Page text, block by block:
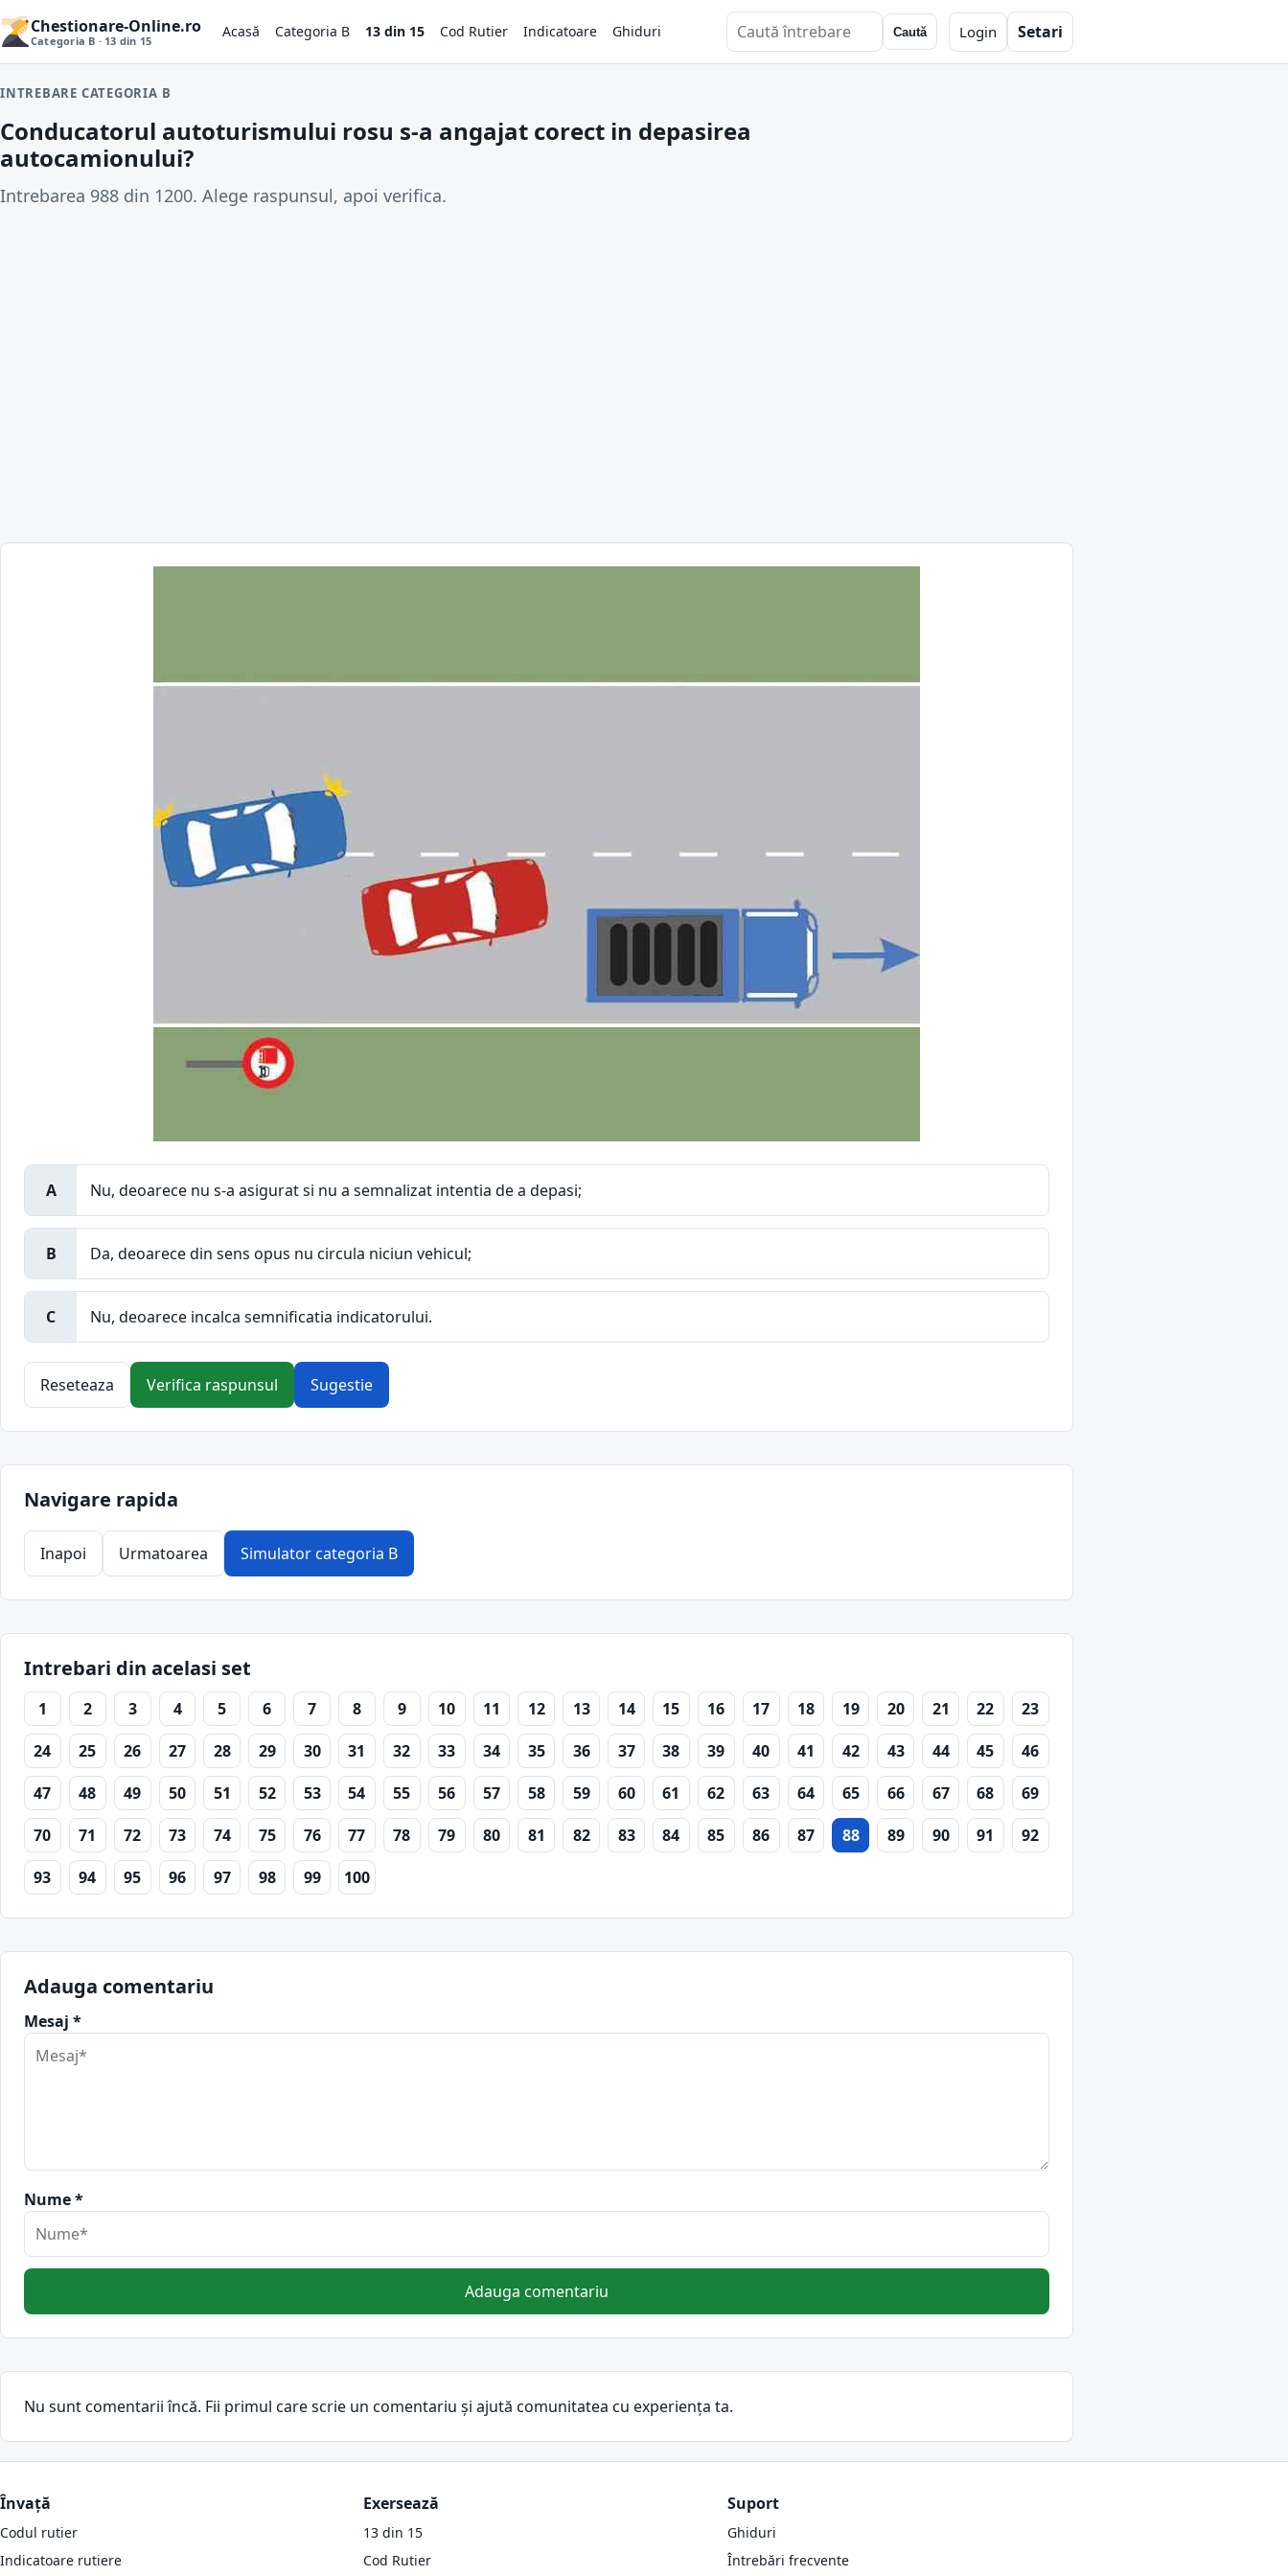
Chestionare-Online.ro
Categoria B · 13 din 15 Acasă Categoria B 13 din 15 Cod Rutier Indicatoare Ghiduri Caută întrebări Caută Login Setari
INTREBARE CATEGORIA B
Conducatorul autoturismului rosu s-a angajat corect in depasirea
autocamionului?
Intrebarea 988 din 1200. Alege raspunsul, apoi verifica.
A Nu, deoarece nu s-a asigurat si nu a semnalizat intentia de a depasi;
B Da, deoarece din sens opus nu circula niciun vehicul;
C Nu, deoarece incalca semnificatia indicatorului.
Reseteaza Verifica raspunsul Sugestie
Navigare rapida
Inapoi Urmatoarea Simulator categoria B
Intrebari din acelasi set
1 2 3 4 5 6 7 8 9 10 11 12 13 14 15 16 17 18 19 20 21 22
23
24
25 26 27 28 29 30 31 32 33 34 35 36 37 38 39 40 41 42 43 44 45
46
47
48 49 50 51 52 53 54 55 56 57 58 59 60 61 62 63 64 65 66 67 68
69
70
71 72 73 74 75 76 77 78 79 80 81 82 83 84 85 86 87 88 89 90 91
92
93
94 95 96 97 98 99 100
Adauga comentariu
Mesaj *
Nume *
Adauga comentariu
Nu sunt comentarii încă. Fii primul care scrie un comentariu și ajută comunitatea cu experiența ta.
Învață
Codul rutier
Indicatoare rutiere
Exersează
13 din 15
Cod Rutier
Suport
Ghiduri
Întrebări frecvente